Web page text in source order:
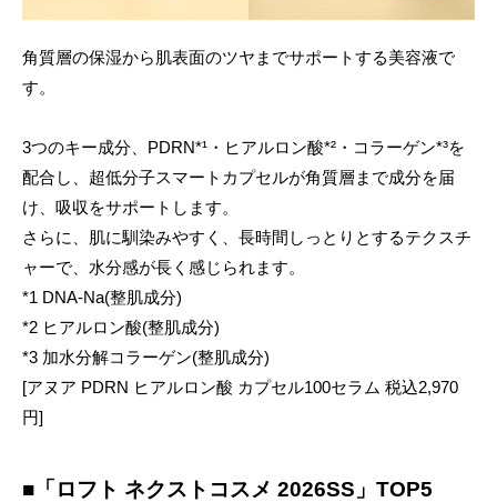
角質層の保湿から肌表面のツヤまでサポートする美容液で
す。
3つのキー成分、PDRN*¹・ヒアルロン酸*²・コラーゲン*³を
配合し、超低分子スマートカプセルが角質層まで成分を届
け、吸収をサポートします。
さらに、肌に馴染みやすく、⻑時間しっとりとするテクスチ
ャーで、⽔分感が⻑く感じられます。
*1 DNA-Na(整肌成分)
*2 ヒアルロン酸(整肌成分)
*3 加水分解コラーゲン(整肌成分)
[アヌア PDRN ヒアルロン酸 カプセル100セラム 税込2,970
円]
■「ロフト ネクストコスメ 2026SS」TOP5